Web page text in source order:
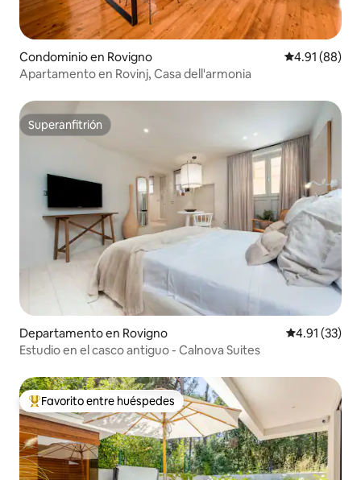
Condominio en Rovigno Calificación
4.91 (88)
Apartamento en Rovinj, Casa dell'armonia
Superanfitrión
Superanfitrión
Departamento en Rovigno Calificación
4.91 (33)
Estudio en el casco antiguo - Calnova Suites
De los mejores en Favorito entre huéspedes
Favorito entre huéspedes